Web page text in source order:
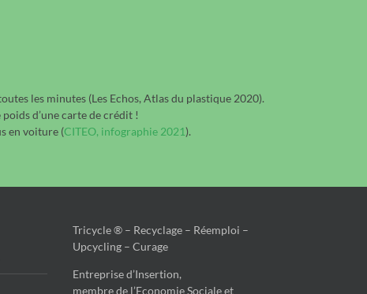
les minutes (Les Echos, Atlas du plastique 2020).
d’une carte de crédit !
en voiture (CITEO, infographie 2021).
Tricycle ® – Recyclage – Réemploi –
Upcycling – Curage
Entreprise d’Insertion,
membre de l’Economie Sociale et